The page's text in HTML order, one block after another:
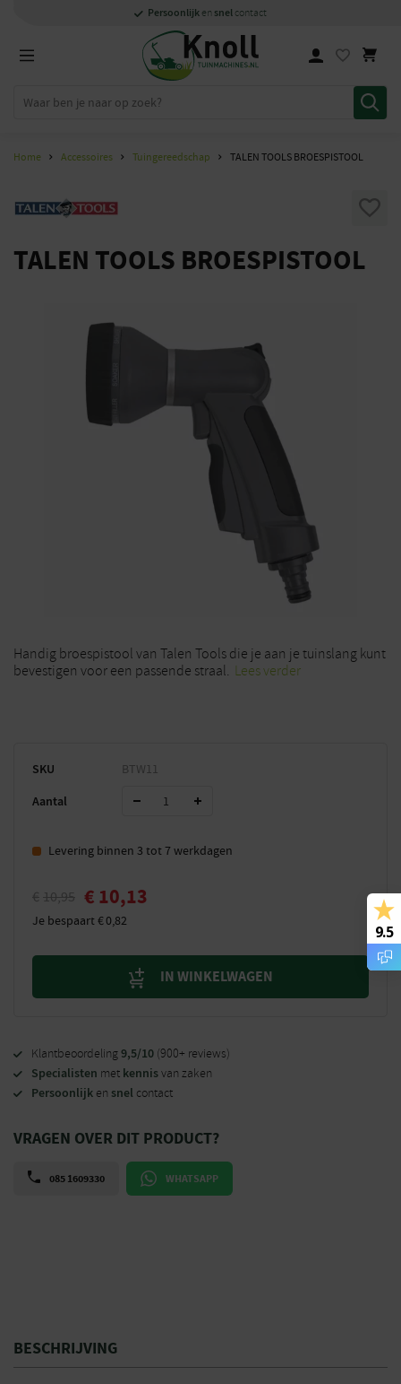
Specialistenmet kennis van zaken
1000m2showroom in Staphorst
Persoonlijk en snel contact
Home Accessoires Tuingereedschap TALEN TOOLS BROESPISTOOL
TALEN TOOLS BROESPISTOOL
Handig broespistool van Talen Tools die je aan je tuinslang kunt
bevestigen voor een passende straal. Lees verder
SKU BTW11
Aantal
Levering binnen 3 tot 7 werkdagen
€ 10,95 € 10,13
Je bespaart€0,82
IN WINKELWAGEN
Klantbeoordeling9,5/10 (900+ reviews)
Specialisten met kennisvan zaken
Persoonlijk en snel contact
VRAGEN OVER DIT PRODUCT?
085 1609330 WHATSAPP
BESCHRIJVING
9.5